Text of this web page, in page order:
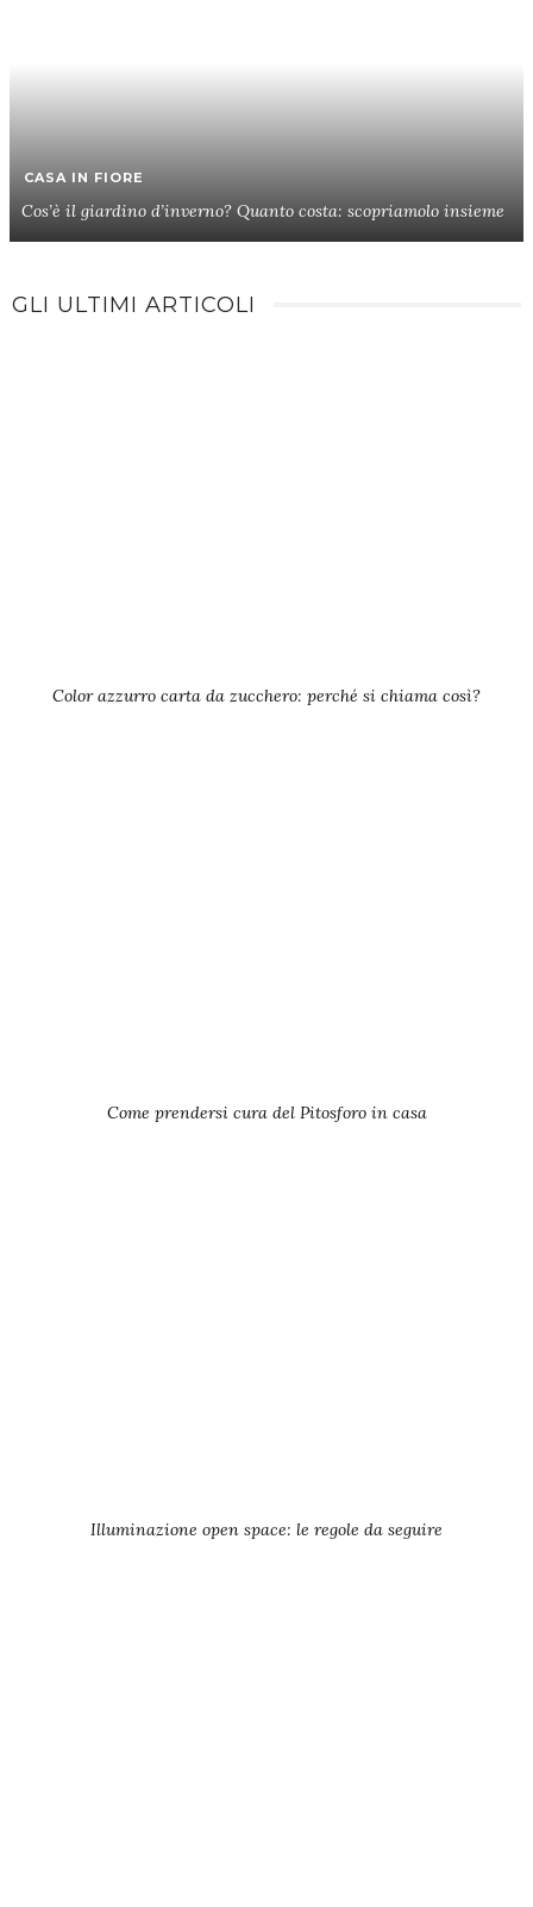
CASA IN FIORE
Cos’è il giardino d’inverno? Quanto costa: scopriamolo insieme
GLI ULTIMI ARTICOLI
Color azzurro carta da zucchero: perché si chiama così?
Come prendersi cura del Pitosforo in casa
Illuminazione open space: le regole da seguire